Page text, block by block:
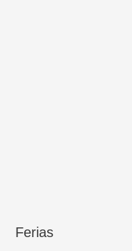
Ferias